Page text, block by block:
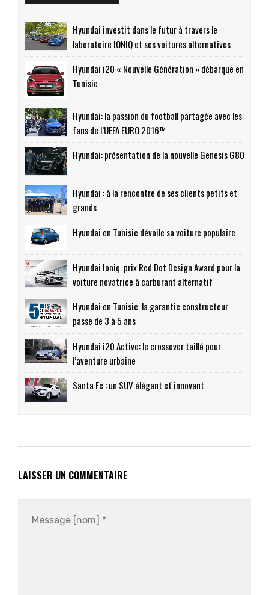
Hyundai investit dans le futur à travers le
laboratoire IONIQ et ses voitures alternatives
Hyundai i20 « Nouvelle Génération » débarque en
Tunisie
Hyundai: la passion du football partagée avec les
fans de l’UEFA EURO 2016™
Hyundai: présentation de la nouvelle Genesis G80
Hyundai : à la rencontre de ses clients petits et
grands
Hyundai en Tunisie dévoile sa voiture populaire
Hyundai Ioniq: prix Red Dot Design Award pour la
voiture novatrice à carburant alternatif
Hyundai en Tunisie: la garantie constructeur
passe de 3 à 5 ans
Hyundai i20 Active: le crossover taillé pour
l’aventure urbaine
Santa Fe : un SUV élégant et innovant
LAISSER UN COMMENTAIRE